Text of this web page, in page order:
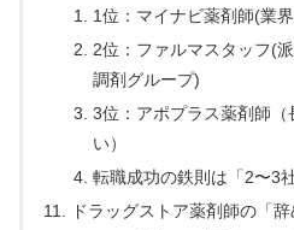
1位：マイナビ薬剤師(業
2位：ファルマスタッフ(
調剤グループ)
3位：アポプラス薬剤師
い）
転職成功の鉄則は「2〜3
ドラッグストア薬剤師の「